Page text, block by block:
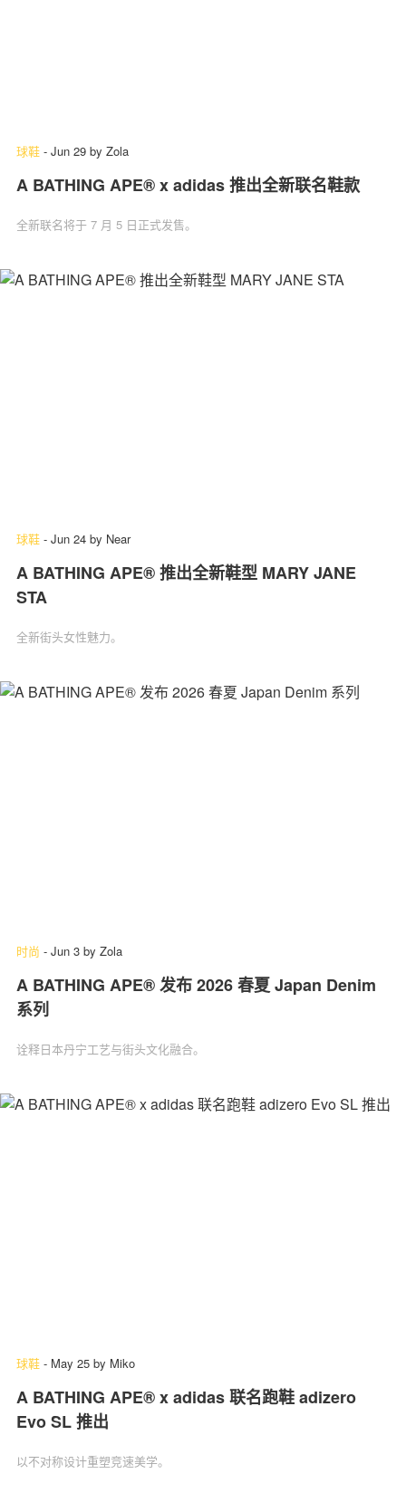
球鞋 - Jun 29 by Zola
A BATHING APE® x adidas 推出全新联名鞋款
全新联名将于 7 月 5 日正式发售。
球鞋 - Jun 24 by Near
A BATHING APE® 推出全新鞋型 MARY JANE
STA
全新街头女性魅力。
时尚 - Jun 3 by Zola
A BATHING APE® 发布 2026 春夏 Japan Denim
系列
诠释日本丹宁工艺与街头文化融合。
球鞋 - May 25 by Miko
A BATHING APE® x adidas 联名跑鞋 adizero
Evo SL 推出
以不对称设计重塑竞速美学。